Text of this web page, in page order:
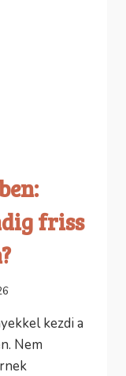
friss
kezdi a
Nem